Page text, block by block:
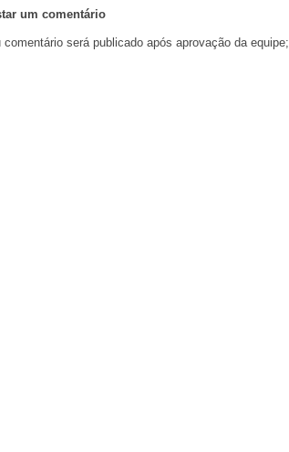
um comentário
comentário será publicado após aprovação da equipe;